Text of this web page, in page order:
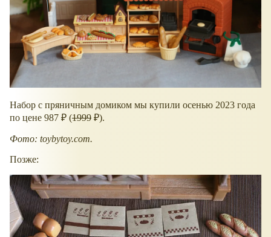
Набор с пряничным домиком мы купили осенью 2023 года
по цене 987 ₽ (1999 ₽).
Фото: toybytoy.com.
Позже: